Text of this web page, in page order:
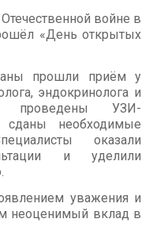
войне в
«День открытых
прошли приём у
эндокринолога и
проведены УЗИ-
необходимые
оказали
и уделили
уважения и
неоценимый вклад в